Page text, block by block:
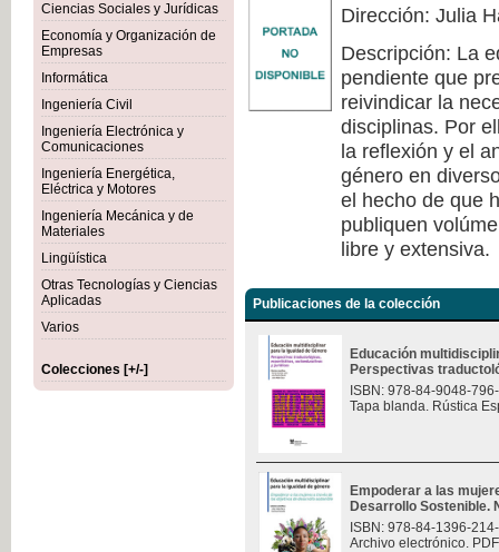
Ciencias Sociales y Jurídicas
Economía y Organización de
Empresas
Informática
Ingeniería Civil
Ingeniería Electrónica y
Comunicaciones
Ingeniería Energética,
Eléctrica y Motores
Ingeniería Mecánica y de
Materiales
Lingüística
Otras Tecnologías y Ciencias
Aplicadas
Varios
Colecciones [+/-]
Dirección: Julia
Descripción: La
pendiente que
reivindicar la
disciplinas. Por
la reflexión y el
género en
el hecho de que
publiquen
libre y extensiva.
Publicaciones de la colección
Educación
Perspectivas
ISBN: 978-84-9048-
Tapa blanda. Rústica
Empoderar a las
Desarrollo Sostenible.
ISBN: 978-84-1396-
Archivo electrónico.